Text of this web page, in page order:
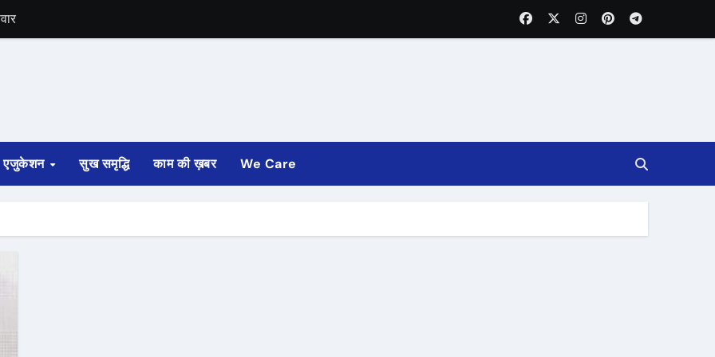
DGCA
एजुकेशन सुख समृद्धि काम की ख़बर We Care